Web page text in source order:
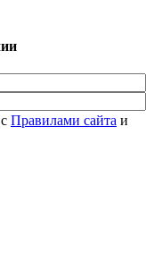
Правилами сайта и